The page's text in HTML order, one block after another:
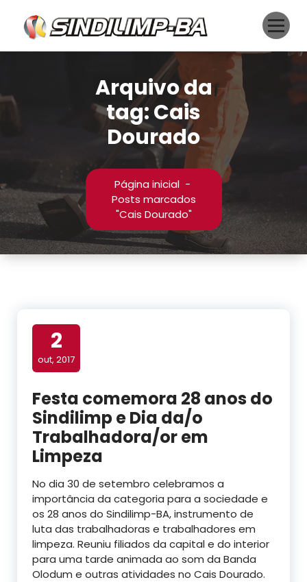
conteúdo
Arquivo da
tag: Cais
Dourado
Página inicial-
Posts marcados
"Cais Dourado"
2
out, 2017
Festa comemora 28 anos do
Sindilimp e Dia da/o
Trabalhadora/or em
Limpeza
No dia 30 de setembro celebramos a
importância da categoria para a sociedade e
os 28 anos do Sindilimp-BA, instrumento de
luta das trabalhadoras e trabalhadores em
limpeza. Reuniu filiados da capital e do interior
para uma tarde animada ao som da Banda
Olodum e outras atividades no Cais Dourado.